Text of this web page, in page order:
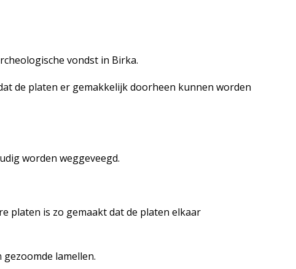
vondst in Birka.
de platen er gemakkelijk doorheen kunnen worden
worden weggeveegd.
platen is zo gemaakt dat de platen elkaar
lamellen.